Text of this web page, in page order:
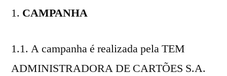
CAMPANHA
1.1. A campanha é realizada pela TEM
ADMINISTRADORA DE CARTÕES S.A.